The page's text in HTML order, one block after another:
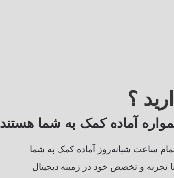
؟
آماده کمک به شما هستند
ساعت شبانه‌روز آماده کمک به شما
تجربه و تخصص خود در زمینه دیجیتال